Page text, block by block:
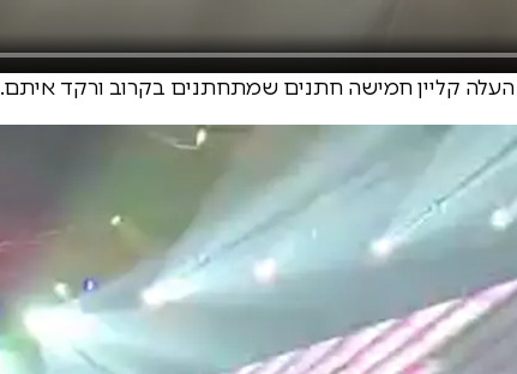
העלה קליין חמישה חתנים שמתחתנים בקרוב ורקד איתם.